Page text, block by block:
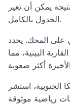
يمكن أن تغير
الجدول بالكامل.
على المحك. يحدد
البينية، مما
الجنوبية، استشر